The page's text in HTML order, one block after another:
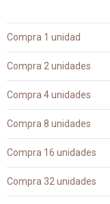
Compra 1 unidad
Compra 2 unidades
Compra 4 unidades
Compra 8 unidades
Compra 16 unidades
Compra 32 unidades